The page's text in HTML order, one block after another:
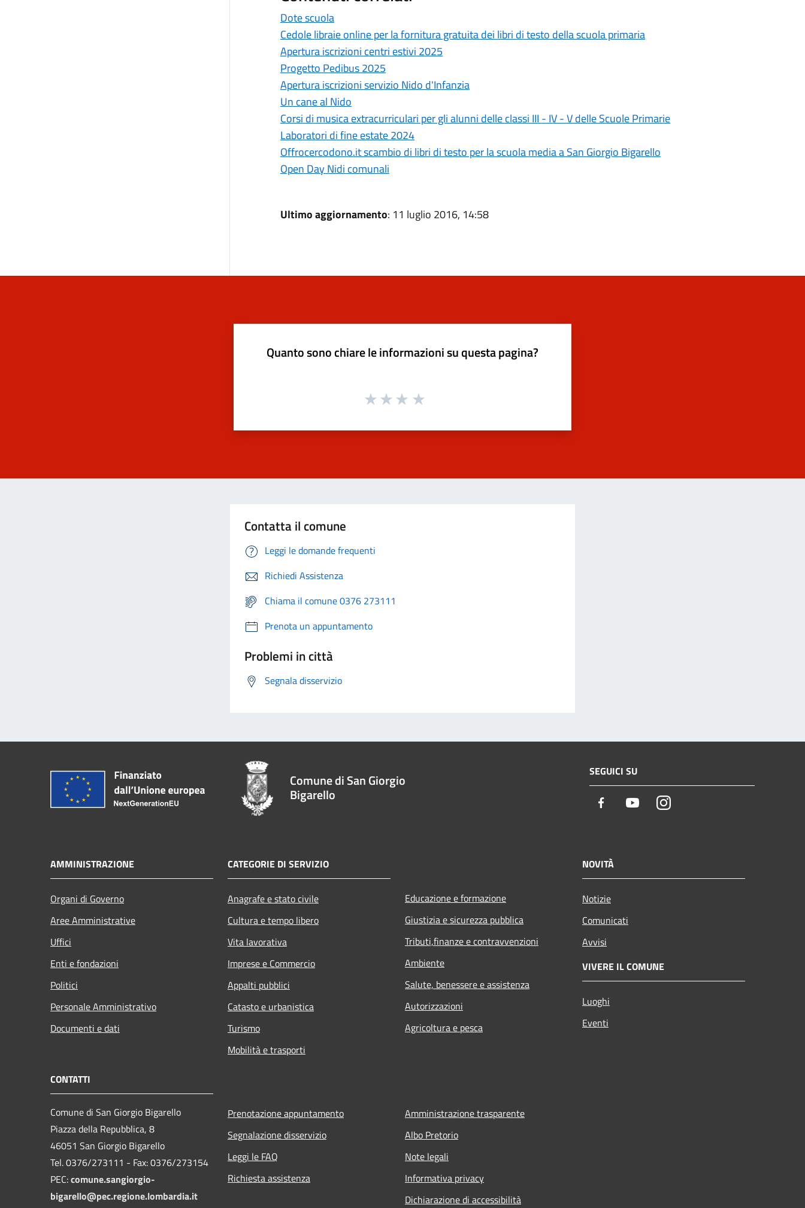
Dote scuola
Cedole libraie online per la fornitura gratuita dei libri di testo della scuola primaria
Apertura iscrizioni centri estivi 2025
Progetto Pedibus 2025
Apertura iscrizioni servizio Nido d'Infanzia
Un cane al Nido
Corsi di musica extracurriculari per gli alunni delle classi III - IV - V delle Scuole Primarie
Laboratori di fine estate 2024
Offrocercodono.it scambio di libri di testo per la scuola media a San Giorgio Bigarello
Open Day Nidi comunali
Ultimo aggiornamento: 11 luglio 2016, 14:58
Quanto sono chiare le informazioni su questa pagina?
Contatta il comune
Leggi le domande frequenti
Richiedi Assistenza
Chiama il comune 0376 273111
Prenota un appuntamento
Problemi in città
Segnala disservizio
Comune di San Giorgio
Bigarello
SEGUICI SU
Facebook YoutubeInstagram
AMMINISTRAZIONE
Organi di Governo
Aree Amministrative
Uffici
Enti e fondazioni
Politici
Personale Amministrativo
Documenti e dati
CATEGORIE DI SERVIZIO
Anagrafe e stato civile
Cultura e tempo libero
Vita lavorativa
Imprese e Commercio
Appalti pubblici
Catasto e urbanistica
Turismo
Mobilità e trasporti
Educazione e formazione
Giustizia e sicurezza pubblica
Tributi,finanze e contravvenzioni
Ambiente
Salute, benessere e assistenza
Autorizzazioni
Agricoltura e pesca
NOVITÀ
Notizie
Comunicati
Avvisi
VIVERE IL COMUNE
Luoghi
Eventi
CONTATTI
Comune di San Giorgio Bigarello
Piazza della Repubblica, 8
46051 San Giorgio Bigarello
Tel. 0376/273111 - Fax: 0376/273154
PEC:comune.sangiorgio-
bigarello@pec.regione.lombardia.it
Prenotazione appuntamento
Segnalazione disservizio
Leggi le FAQ
Richiesta assistenza
Amministrazione trasparente
Albo Pretorio
Note legali
Informativa privacy
Dichiarazione di accessibilità